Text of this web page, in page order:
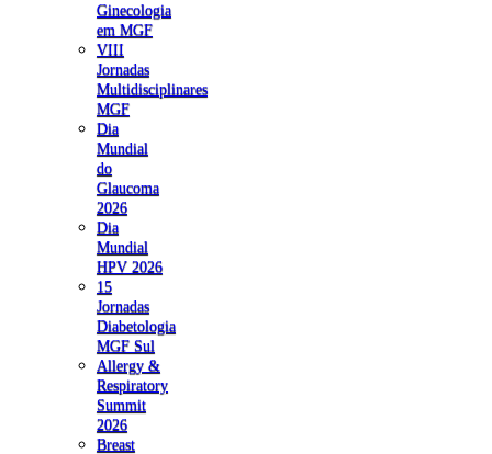
Ginecologia
em MGF
VIII
Jornadas
Multidisciplinares
MGF
Dia
Mundial
do
Glaucoma
2026
Dia
Mundial
HPV 2026
15
Jornadas
Diabetologia
MGF Sul
Allergy &
Respiratory
Summit
2026
Breast